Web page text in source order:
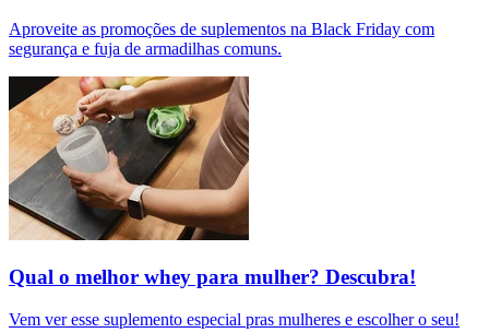
Aproveite as promoções de suplementos na Black Friday com
segurança e fuja de armadilhas comuns.
Qual o melhor whey para mulher? Descubra!
Vem ver esse suplemento especial pras mulheres e escolher o seu!